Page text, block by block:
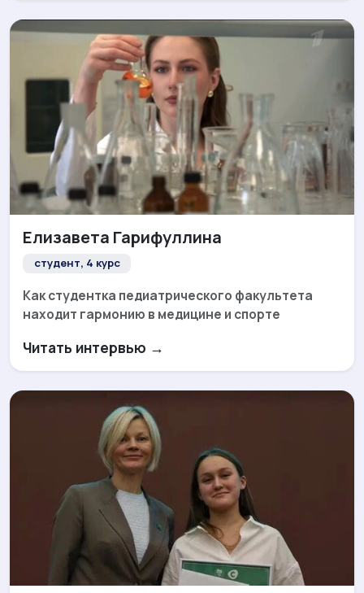
Елизавета Гарифуллина
студент, 4 курс
Как студентка педиатрического факультета
находит гармонию в медицине и спорте
Читать интервью →